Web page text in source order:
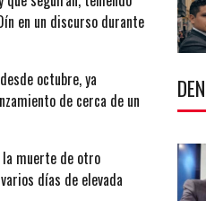
en un discurso durante
octubre, ya
de cerca de un
la muerte de otro
días de elevada